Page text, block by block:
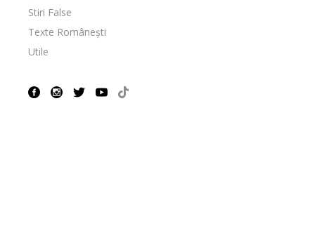
Stiri False
Texte Românești
Utile